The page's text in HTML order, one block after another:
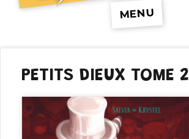
Atelier VirtuelMENU
PETITS DIEUX TOME 2